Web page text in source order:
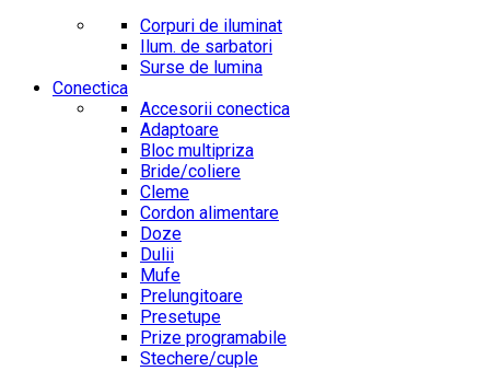
Corpuri de iluminat
Ilum. de sarbatori
Surse de lumina
Conectica
Accesorii conectica
Adaptoare
Bloc multipriza
Bride/coliere
Cleme
Cordon alimentare
Doze
Dulii
Mufe
Prelungitoare
Presetupe
Prize programabile
Stechere/cuple